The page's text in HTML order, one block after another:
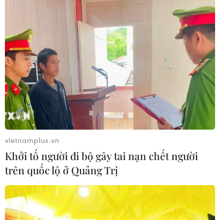
Thường trực Ban Bí thư Trần Cẩm Tú
tiếp Đại sứ Singapore Rajpal Singh
05/08/2026 14:54
Thủ tướng Lê Minh Hưng tiếp Bộ
trưởng Quốc phòng Malaysia
05/08/2026 11:31
Tổng Bí thư, Chủ tịch nước Tô Lâm:
Quan hệ Việt Nam-Malaysia ngày
càng phát triển năng động
05/08/2026 10:56
vietnamplus.vn
Khởi tố người đi bộ gây tai nạn chết người
trên quốc lộ ở Quảng Trị